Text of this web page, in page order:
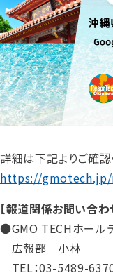
詳細は下記よりご確認
https://gmotech.jp/
【報道関係お問い合わ
●GMO TECHホール
広報部 小林
TEL：03-5489-